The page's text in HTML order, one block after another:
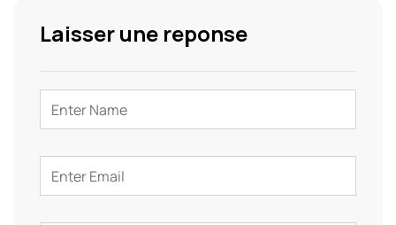
Laisser une reponse